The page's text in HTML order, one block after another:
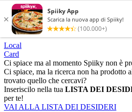
Local
Card
Ci spiace ma al momento Spiiky non è
Ci spiace, ma la ricerca non ha prodotto
trovato quello che cercavi?
Inseriscilo nella tua LISTA DEI
per te!
VAI ALLA LISTA DEI DESIDERI